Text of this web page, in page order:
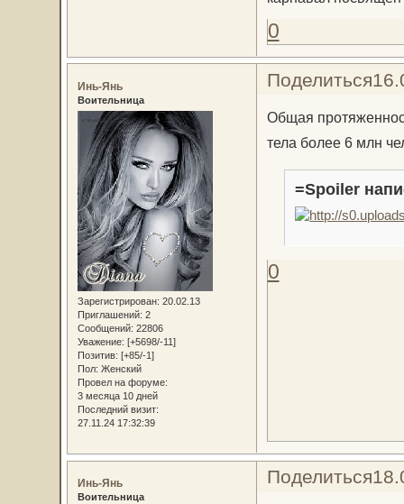
0
Поделиться
Инь-Янь
Воительница
Зарегистрирован: 20.02.13
Приглашений: 2
Сообщений: 22806
Уважение: [+5698/-11]
Позитив: [+85/-1]
Пол: Женский
Провел на форуме:
3 месяца 10 дней
Последний визит:
27.11.24 17:32:39
Общая
тела более 6 млн
=Spoiler
0
Поделиться
Инь-Янь
Воительница